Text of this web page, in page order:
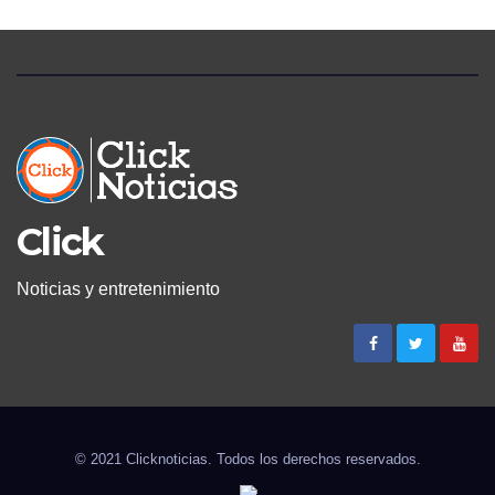
Click
Noticias y entretenimiento
© 2021 Clicknoticias. Todos los derechos reservados.